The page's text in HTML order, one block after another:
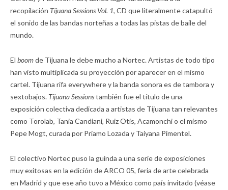
recopilación Tijuana Sessions Vol. 1, CD que literalmente catapultó
el sonido de las bandas norteñas a todas las pistas de baile del
mundo.
El boomde Tijuana le debe mucho a Nortec. Artistas de todo tipo
han visto multiplicada su proyección por aparecer en el mismo
cartel. Tijuana rifa everywhere y la banda sonora es de tambora y
sextobajos. Tijuana Sessionstambién fue el título de una
exposición colectiva dedicada a artistas de Tijuana tan relevantes
como Torolab, Tania Candiani, Ruiz Otis, Acamonchi o el mismo
Pepe Mogt, curada por Príamo Lozada y Taiyana Pimentel.
El colectivo Nortec puso la guinda a una serie de exposiciones
muy exitosas en la edición de ARCO 05, feria de arte celebrada
en Madrid y que ese año tuvo a México como país invitado (véase